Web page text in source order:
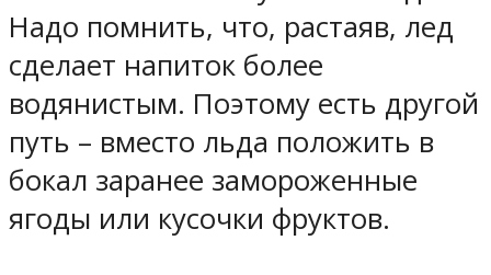
Надо помнить, что, растаяв, лед
сделает напиток более
водянистым. Поэтому есть другой
путь – вместо льда положить в
бокал заранее замороженные
ягоды или кусочки фруктов.